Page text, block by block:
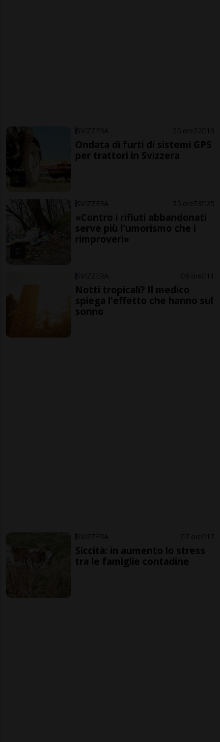
SVIZZERA 5 ore 2 19
Ondata di furti di sistemi GPS
per trattori in Svizzera
SVIZZERA 5 ore 3 25
«Contro i rifiuti abbandonati
serve più l'umorismo che i
rimproveri»
SVIZZERA 6 ore 11
Notti tropicali? Il medico
spiega l'effetto che hanno sul
sonno
SVIZZERA 7 ore 17
Siccità: in aumento lo stress
tra le famiglie contadine